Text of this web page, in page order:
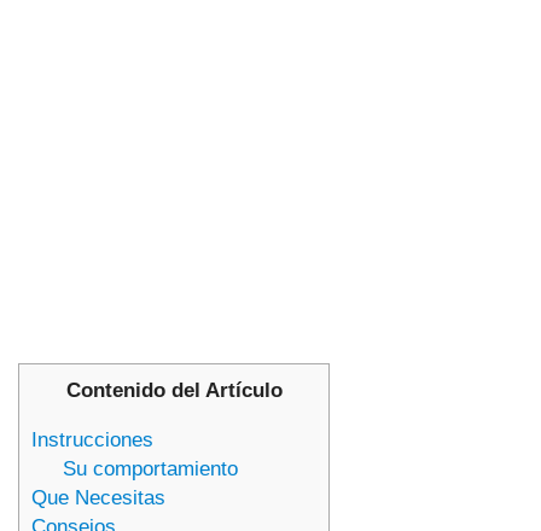
Contenido del Artículo
Instrucciones
Su comportamiento
Que Necesitas